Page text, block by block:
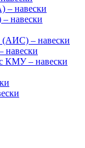
– навески
навески
(АИС) – навески
навески
КМУ – навески